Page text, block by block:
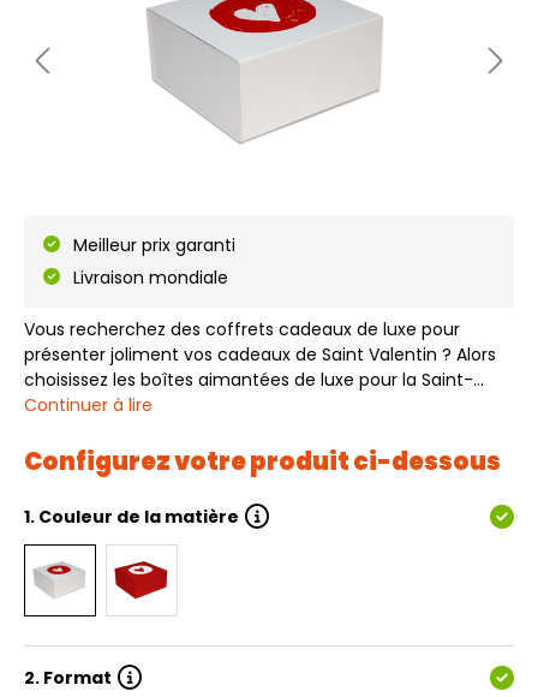
Meilleur prix garanti
Livraison mondiale
Vous recherchez des coffrets cadeaux de luxe pour
présenter joliment vos cadeaux de Saint Valentin ? Alors
choisissez les boîtes aimantées de luxe pour la Saint-
Valentin - Cœur. Les boîtes aimantées de luxe pour la
installer. Ces boîtes ai…
Continuer à lire
Configurez votre produit ci-dessous
1. Couleur de la matière
2. Format